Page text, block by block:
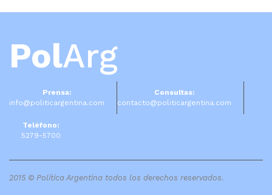
PolArg
Prensa:
info@politicargentina.com
Consultas:
contacto@politicargentina.com
Teléfono:
5279-5700
2015 © Política Argentina todos los derechos reservados.